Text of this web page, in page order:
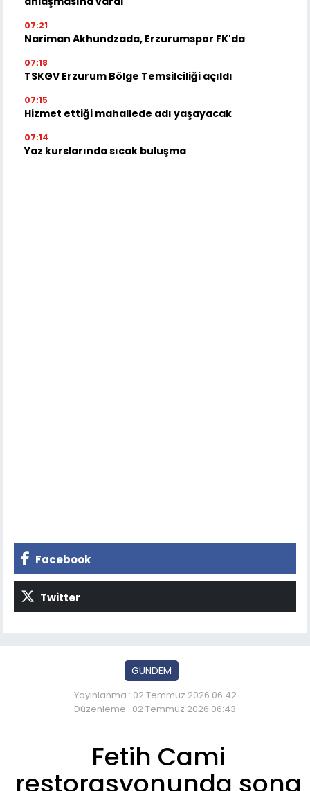
07:21
Nariman Akhundzada, Erzurumspor FK'da
07:18
TSKGV Erzurum Bölge Temsilciliği açıldı
07:15
Hizmet ettiği mahallede adı yaşayacak
07:14
Yaz kurslarında sıcak buluşma
Facebook
Twitter
GÜNDEM
Yayınlanma : 02 Temmuz 2026 06:42
Düzenleme : 02 Temmuz 2026 06:43
Fetih Cami
restorasyonunda sona